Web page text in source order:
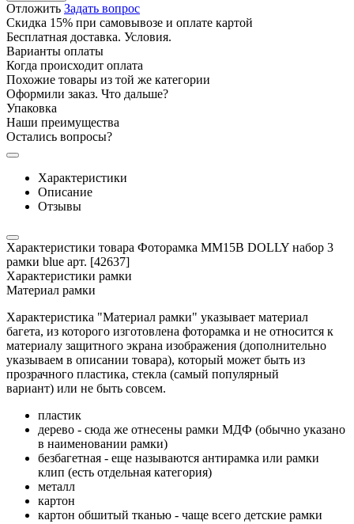
Отложить Задать вопрос
Скидка 15% при самовывозе и оплате картой
Бесплатная доставка. Условия.
Варианты оплаты
Когда происходит оплата
Похожие товары из той же категории
Оформили заказ. Что дальше?
Упаковка
Наши преимущества
Остались вопросы?
Характеристики
Описание
Отзывы
Характеристики товара Фоторамка MM15B DOLLY набор 3
рамки blue арт. [42637]
Характеристики рамки
Материал рамки
Характеристика "Материал рамки" указывает материал
багета, из которого изготовлена фоторамка и не относится к
материалу защитного экрана изображения (дополнительно
указываем в описании товара), который может быть из
прозрачного пластика, стекла (самый популярный
вариант) или не быть совсем.
пластик
дерево - сюда же отнесены рамки МДФ (обычно указано
в наименовании рамки)
безбагетная - еще называются антирамка или рамки
клип (есть отдельная категория)
металл
картон
картон обшитый тканью - чаще всего детские рамки